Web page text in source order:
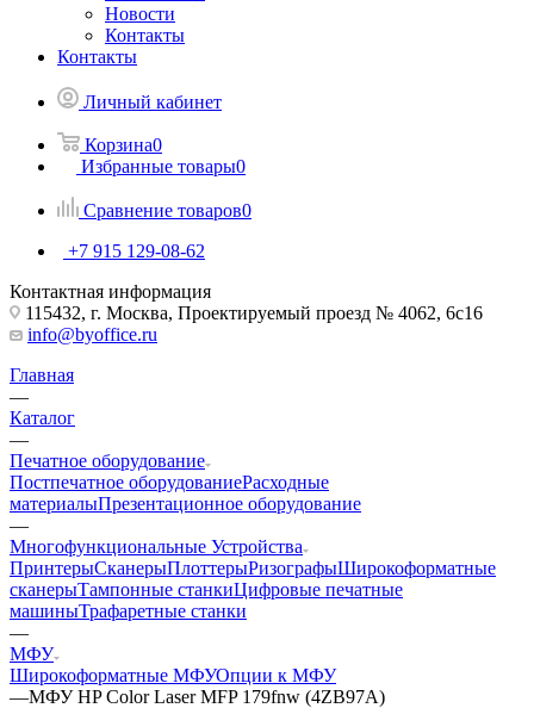
Новости
Контакты
Контакты
Личный кабинет
Корзина0
Избранные товары0
Сравнение товаров0
+7 915 129-08-62
Контактная информация
115432, г. Москва, Проектируемый проезд № 4062, 6с16
info@byoffice.ru
Главная
—
Каталог
—
Печатное оборудование
Постпечатное оборудованиеРасходные
материалыПрезентационное оборудование
—
Многофункциональные Устройства
ПринтерыСканерыПлоттерыРизографыШирокоформатные
сканерыТампонные станкиЦифровые печатные
машиныТрафаретные станки
—
МФУ
Широкоформатные МФУОпции к МФУ
—МФУ HP Color Laser MFP 179fnw (4ZB97A)